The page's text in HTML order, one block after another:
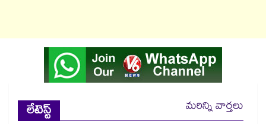
లేటెస్ట్
మరిన్ని వార్తలు